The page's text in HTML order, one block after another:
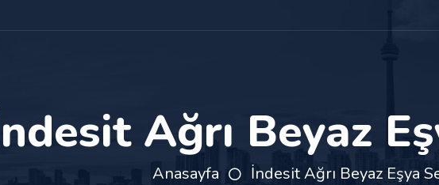
Ağrı Beyaz
Anasayfa İndesit Ağrı Beyaz Eşya